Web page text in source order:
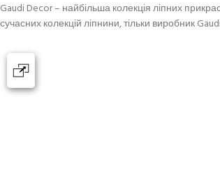
Gaudi Decor – найбільша колекція ліпних
сучасних колекцій ліпнини, тільки виробник